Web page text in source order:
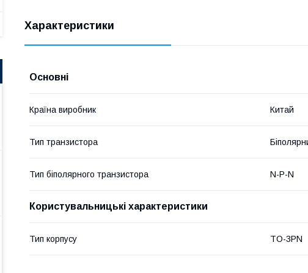
Характеристики
Основні
Країна виробник Китай
Тип транзистора
Тип біполярного транзистора N-P-N
Користувальницькі характеристики
Тип корпусу TO-3PN